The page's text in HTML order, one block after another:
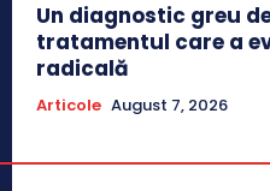
Un diagnostic greu
tratamentul care a
radicală
Articole August 7, 2026